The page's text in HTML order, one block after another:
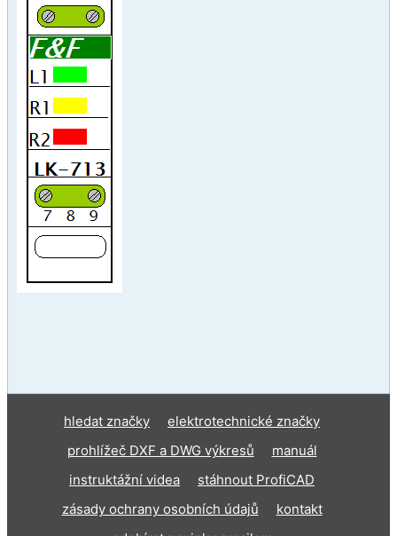
hledat značky
elektrotechnické značky
prohlížeč DXF a DWG výkresů
manuál
instruktážní videa
stáhnout ProfiCAD
zásady ochrany osobních údajů
kontakt